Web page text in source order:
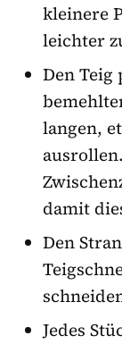
kleinere
leichter
Den Teig
langen,
damit
Den
Jedes